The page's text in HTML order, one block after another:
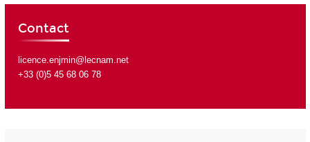
Contact
licence.enjmin@lecnam.net
+33 (0)5 45 68 06 78